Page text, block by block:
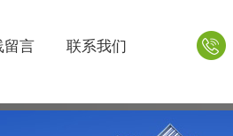
留言 联系我们